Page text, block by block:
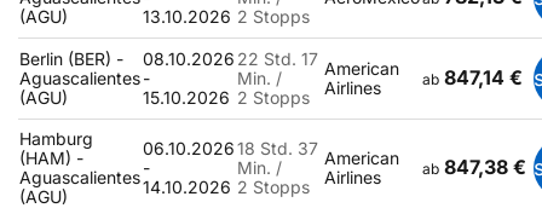
(AGU)
13.10.2026 2 Stopps
Berlin (BER) -
Aguascalientes
(AGU)
08.10.2026
-
15.10.2026
22 Std. 17
Min. /
2 Stopps
American
Airlines
ab 847,14 €
Hamburg
(HAM) -
Aguascalientes
(AGU)
06.10.2026
-
14.10.2026
18 Std. 37
Min. /
2 Stopps
American
Airlines
ab 847,38 €